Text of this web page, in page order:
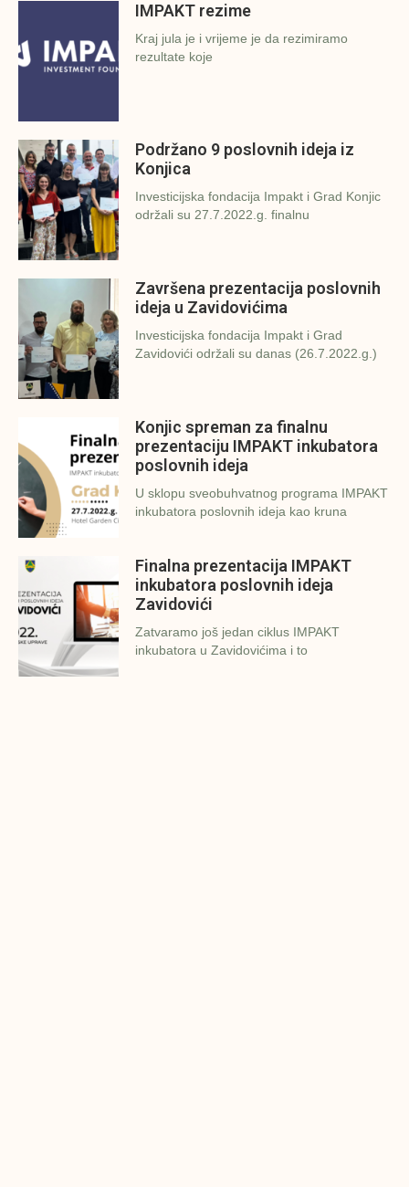
IMPAKT rezime
Kraj jula je i vrijeme je da rezimiramo
rezultate koje
Podržano 9 poslovnih ideja iz
Konjica
Investicijska fondacija Impakt i Grad Konjic
održali su 27.7.2022.g. finalnu
Završena prezentacija poslovnih
ideja u Zavidovićima
Investicijska fondacija Impakt i Grad
Zavidovići održali su danas (26.7.2022.g.)
Konjic spreman za finalnu
prezentaciju IMPAKT inkubatora
poslovnih ideja
U sklopu sveobuhvatnog programa IMPAKT
inkubatora poslovnih ideja kao kruna
Finalna prezentacija IMPAKT
inkubatora poslovnih ideja
Zavidovići
Zatvaramo još jedan ciklus IMPAKT
inkubatora u Zavidovićima i to